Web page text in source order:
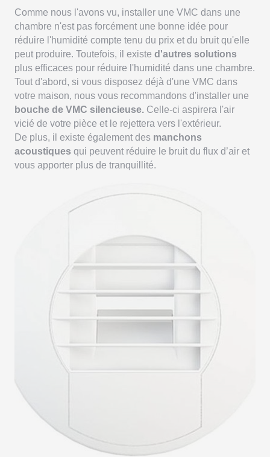
Comme nous l'avons vu, installer une VMC dans une
chambre n'est pas forcément une bonne idée pour
réduire l'humidité compte tenu du prix et du bruit qu'elle
peut produire. Toutefois, il existe d'autres solutions
plus efficaces pour réduire l'humidité dans une chambre.
Tout d'abord, si vous disposez déjà d'une VMC dans
votre maison, nous vous recommandons d'installer une
bouche de VMC silencieuse. Celle-ci aspirera l'air
vicié de votre pièce et le rejettera vers l'extérieur.
De plus, il existe également des manchons
acoustiques qui peuvent réduire le bruit du flux d’air et
vous apporter plus de tranquillité.